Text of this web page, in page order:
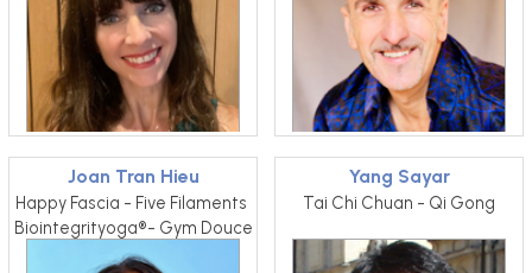
Joan Tran Hieu
Happy Fascia - Five Filaments
Biointegrityoga®- Gym Douce
Yang Sayar
Tai Chi Chuan - Qi Gong